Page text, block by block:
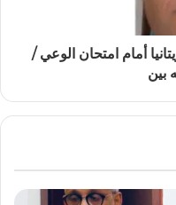
أمام امتحان الوعي /
بين